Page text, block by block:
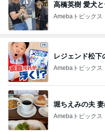
高橋英樹 愛犬
Amebaトピックス
レジェンド松下
Amebaトピックス
堀ちえみの夫
Amebaトピックス